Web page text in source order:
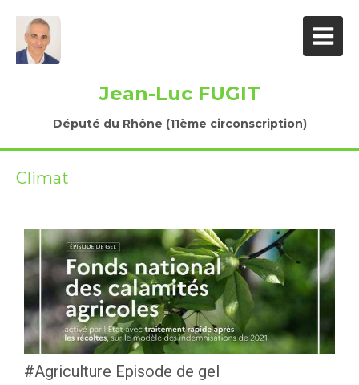
Jean-Luc FUGIT
Député du Rhône (11ème circonscription)
Climat
#Agriculture Episode de gel